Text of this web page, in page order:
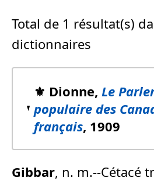
Total de 1 résultat(s)
dictionnaires
⚜️ Dionne, Le
populaire des
français, 1909
Gibbar, n. m.--Cétacé